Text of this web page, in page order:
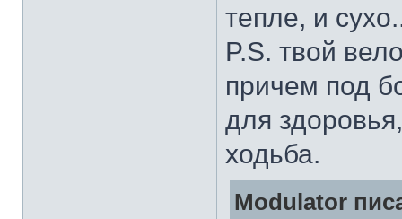
тепле, и
P.S. твой
причем под
для
ходьба.
Modulator